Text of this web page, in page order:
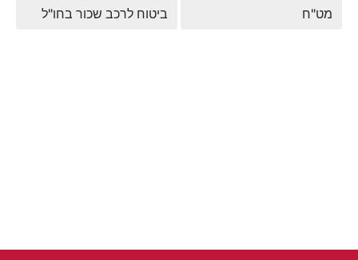
מט"ח ביטוח לרכב שכור בחו"ל